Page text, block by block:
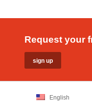
Request your
English